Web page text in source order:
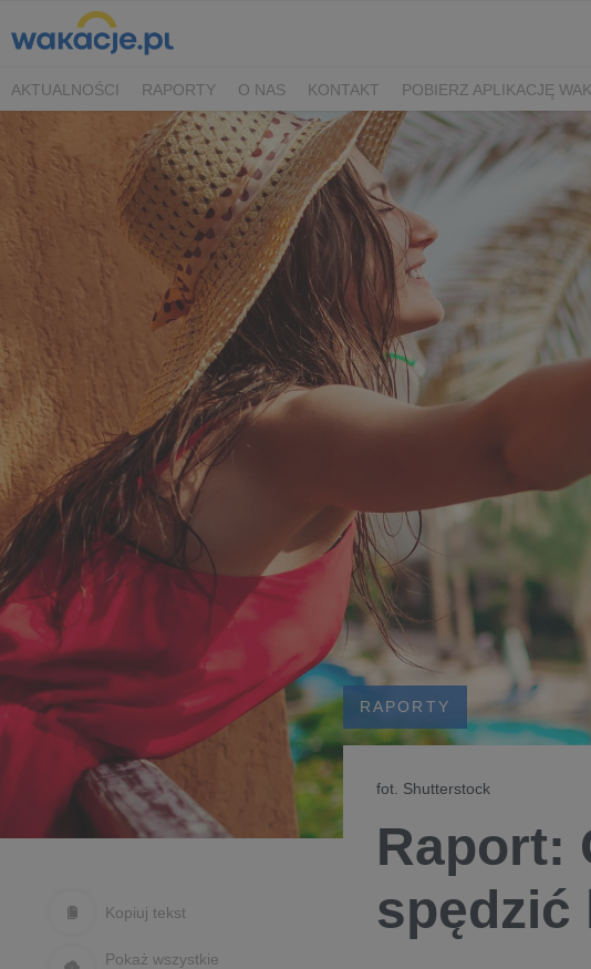
AKTUALNOŚCI RAPORTY O NAS KONTAKT POBIERZ APLIKACJĘ
Kopiuj tekst
Pokaż wszystkie
RAPORTY
fot. Shutterstock
Raport:
spędzić